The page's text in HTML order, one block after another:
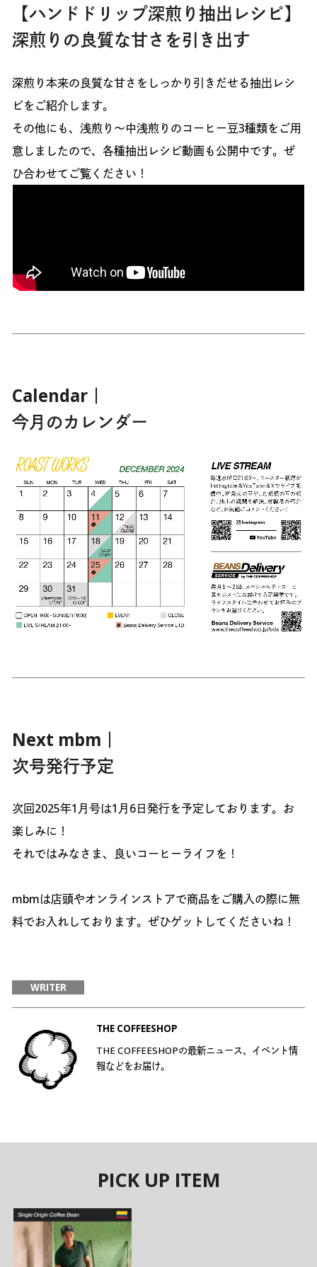
【ハンドドリップ深煎り抽出レシピ】
深煎りの良質な甘さを引き出す
深煎り本来の良質な甘さをしっかり引きだせる抽出レシ
ピをご紹介します。
その他にも、浅煎り～中浅煎りのコーヒー豆3種類をご用
意しましたので、各種抽出レシピ動画も公開中です。ぜ
ひ合わせてご覧ください！
Calendar｜
今月のカレンダー
Next mbm｜
次号発行予定
次回2025年1月号は1月6日発行を予定しております。お
楽しみに！
それではみなさま、良いコーヒーライフを！
mbmは店頭やオンラインストアで商品をご購入の際に無
料でお入れしております。ぜひゲットしてくださいね！
WRITER
THE COFFEESHOP
THE COFFEESHOPの最新ニュース、イベント情
報などをお届け。
PICK UP ITEM